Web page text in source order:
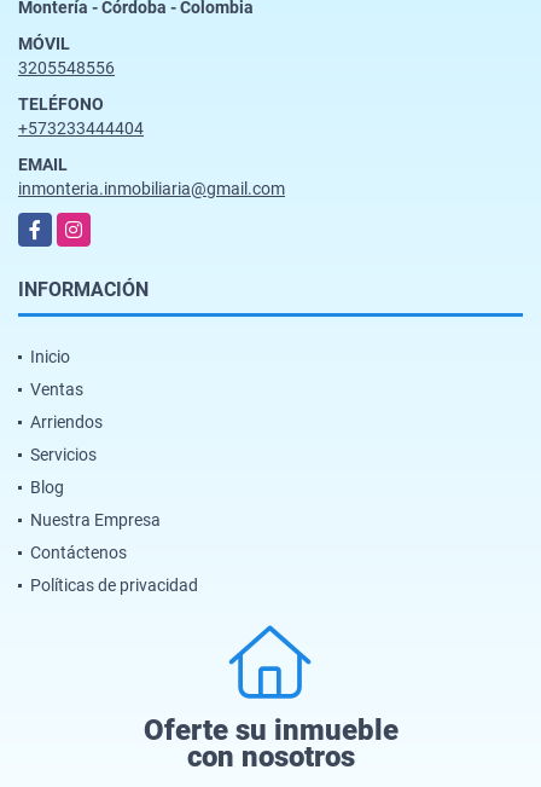
Montería - Córdoba - Colombia
MÓVIL
3205548556
TELÉFONO
+573233444404
EMAIL
inmonteria.inmobiliaria@gmail.com
FacebookInstagram
INFORMACIÓN
Inicio
Ventas
Arriendos
Servicios
Blog
Nuestra Empresa
Contáctenos
Políticas de privacidad
Oferte su inmueble
con nosotros